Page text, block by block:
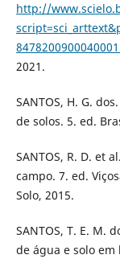
http://
2021.
SANTOS, H. G.
de solos. 5. ed.
SANTOS, R. D. et
campo. 7. ed.
Solo, 2015.
SANTOS, T. E. M.
de água e solo